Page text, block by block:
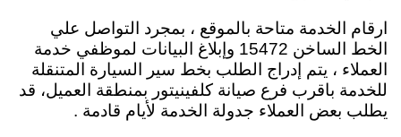
ارقام الخدمة متاحة بالموقع ، بمجرد التواصل علي
الخط الساخن 15472 وإبلاغ البيانات لموظفي خدمة
العملاء ، يتم إدراج الطلب بخط سير السيارة المتنقلة
للخدمة باقرب فرع صيانة كلفينيتور بمنطقة العميل، قد
يطلب بعض العملاء جدولة الخدمة لأيام قادمة .